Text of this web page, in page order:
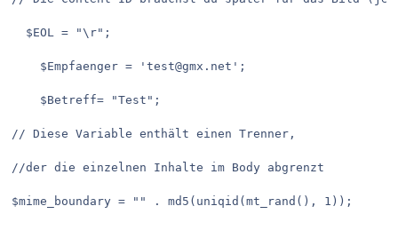
  $EOL = "\r";
$Empfaenger = 'test@gmx.net';
$Betreff= "Test";
// Diese Variable enthält einen Trenner,
//der die einzelnen Inhalte im Body abgrenzt
$mime_boundary = "" . md5(uniqid(mt_rand(), 1));